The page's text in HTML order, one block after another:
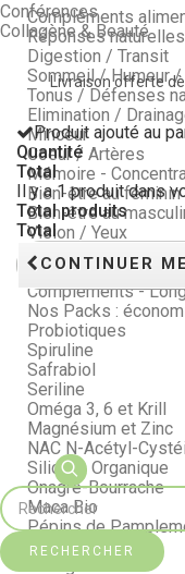
Conférences
Collagène & Beauté
Livraison offerte
Produit ajouté au
Quantité
Total
Il y a 1 produit dans
Total produits
Total
CONTINUER
RECHERCHER
Compléments
Réponses
Digestion / Transit
Sommeil / Humeur
Tonus / Défenses
Elimination /
Minceur
Coeur / Artères
Mémoire -
Bien-être au féminin
Bien-être au
Vision / Yeux
Peau, Ongles et
Articulations
Compléments -
Nos Packs :
Probiotiques
Spiruline
Safrabiol
Seriline
Oméga 3, 6 et Krill
Magnésium et Zinc
NAC N-Acétyl-
Silicium Organique
Onagre-Bourrache
Maca Bio
Pépins de
Curcuma Bio